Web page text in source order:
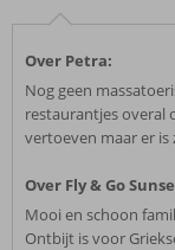
Over Petra:
Nog geen
restaurantjes overal
vertoeven maar er is
Over Fly & Go
Mooi en schoon
Ontbijt is voor